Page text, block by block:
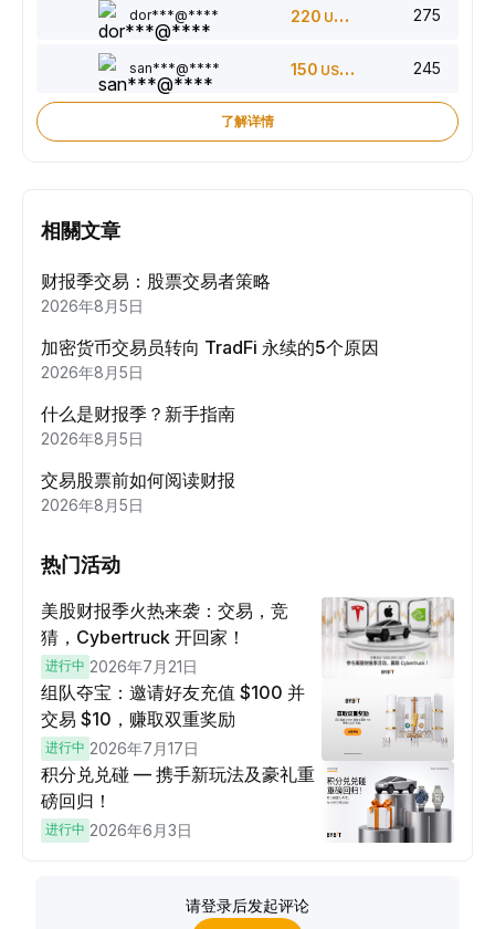
dor***@**** 220 USDT 275
san***@**** 150 USDT 245
了解详情
相關文章
财报季交易：股票交易者策略
2026年8月5日
加密货币交易员转向 TradFi 永续的5个原因
2026年8月5日
什么是财报季？新手指南
2026年8月5日
交易股票前如何阅读财报
2026年8月5日
热门活动
美股财报季火热来袭：交易，竞
猜，Cybertruck 开回家！
进行中 2026年7月21日
组队夺宝：邀请好友充值 $100 并
交易 $10，赚取双重奖励
进行中 2026年7月17日
积分兑兑碰 — 携手新玩法及豪礼重
磅回归！
进行中 2026年6月3日
请登录后发起评论